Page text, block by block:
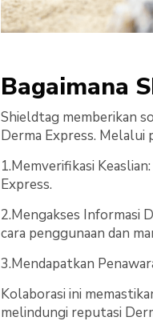
Bagaimana
Shieldtag memberikan
Derma Express. Melalui
1.Memverifikasi
Express.
2.Mengakses Informasi
cara penggunaan dan
3.Mendapatkan
Kolaborasi ini
melindungi reputasi